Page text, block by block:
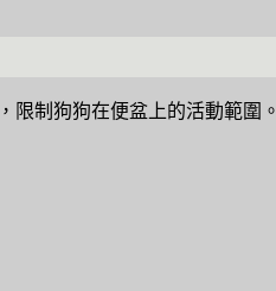
限制狗狗在便盆上的活動範圍。